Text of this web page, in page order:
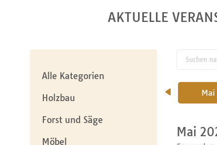
AKTUELLE
Alle Kategorien
Holzbau
Forst und Säge
Möbel
Suchen
pw_l
Mai
Mai